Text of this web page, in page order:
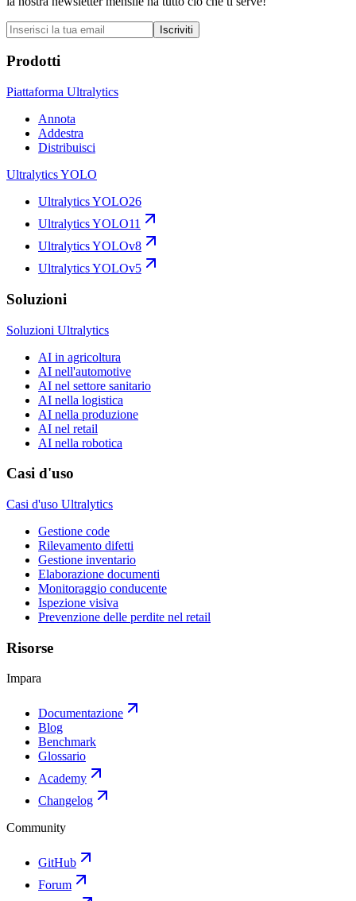
Iscriviti
Prodotti
Piattaforma Ultralytics
Annota
Addestra
Distribuisci
Ultralytics YOLO
Ultralytics YOLO26
Ultralytics YOLO11
Ultralytics YOLOv8
Ultralytics YOLOv5
Soluzioni
Soluzioni Ultralytics
AI in agricoltura
AI nell'automotive
AI nel settore sanitario
AI nella logistica
AI nella produzione
AI nel retail
AI nella robotica
Casi d'uso
Casi d'uso Ultralytics
Gestione code
Rilevamento difetti
Gestione inventario
Elaborazione documenti
Monitoraggio conducente
Ispezione visiva
Prevenzione delle perdite nel retail
Risorse
Impara
Documentazione
Blog
Benchmark
Glossario
Academy
Changelog
Community
GitHub
Forum